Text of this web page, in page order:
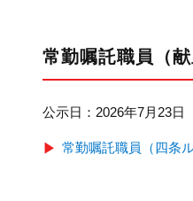
常勤嘱託職員（
公示日：2026年7月23日
常勤嘱託職員（四条